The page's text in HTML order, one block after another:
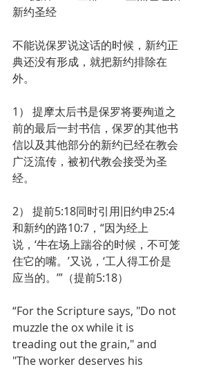
新约圣经
不能说保罗说这话的时候，新约正
典还没有形成，就把新约排除在
外。
1） 提摩太后书是保罗将要殉道之
前的最后一封书信，保罗的其他书
信以及其他部分的新约已经在教会
广泛流传，被初代教会接受为圣
经。
2） 提前5:18同时引用旧约申25:4
和新约的路10:7，“因为经上
说，‘牛在场上踹谷的时候，不可笼
住它的嘴。’又说，‘工人得工价是
应当的。’”（提前5:18）
“For the Scripture says, "Do not
muzzle the ox while it is
treading out the grain," and
"The worker deserves his